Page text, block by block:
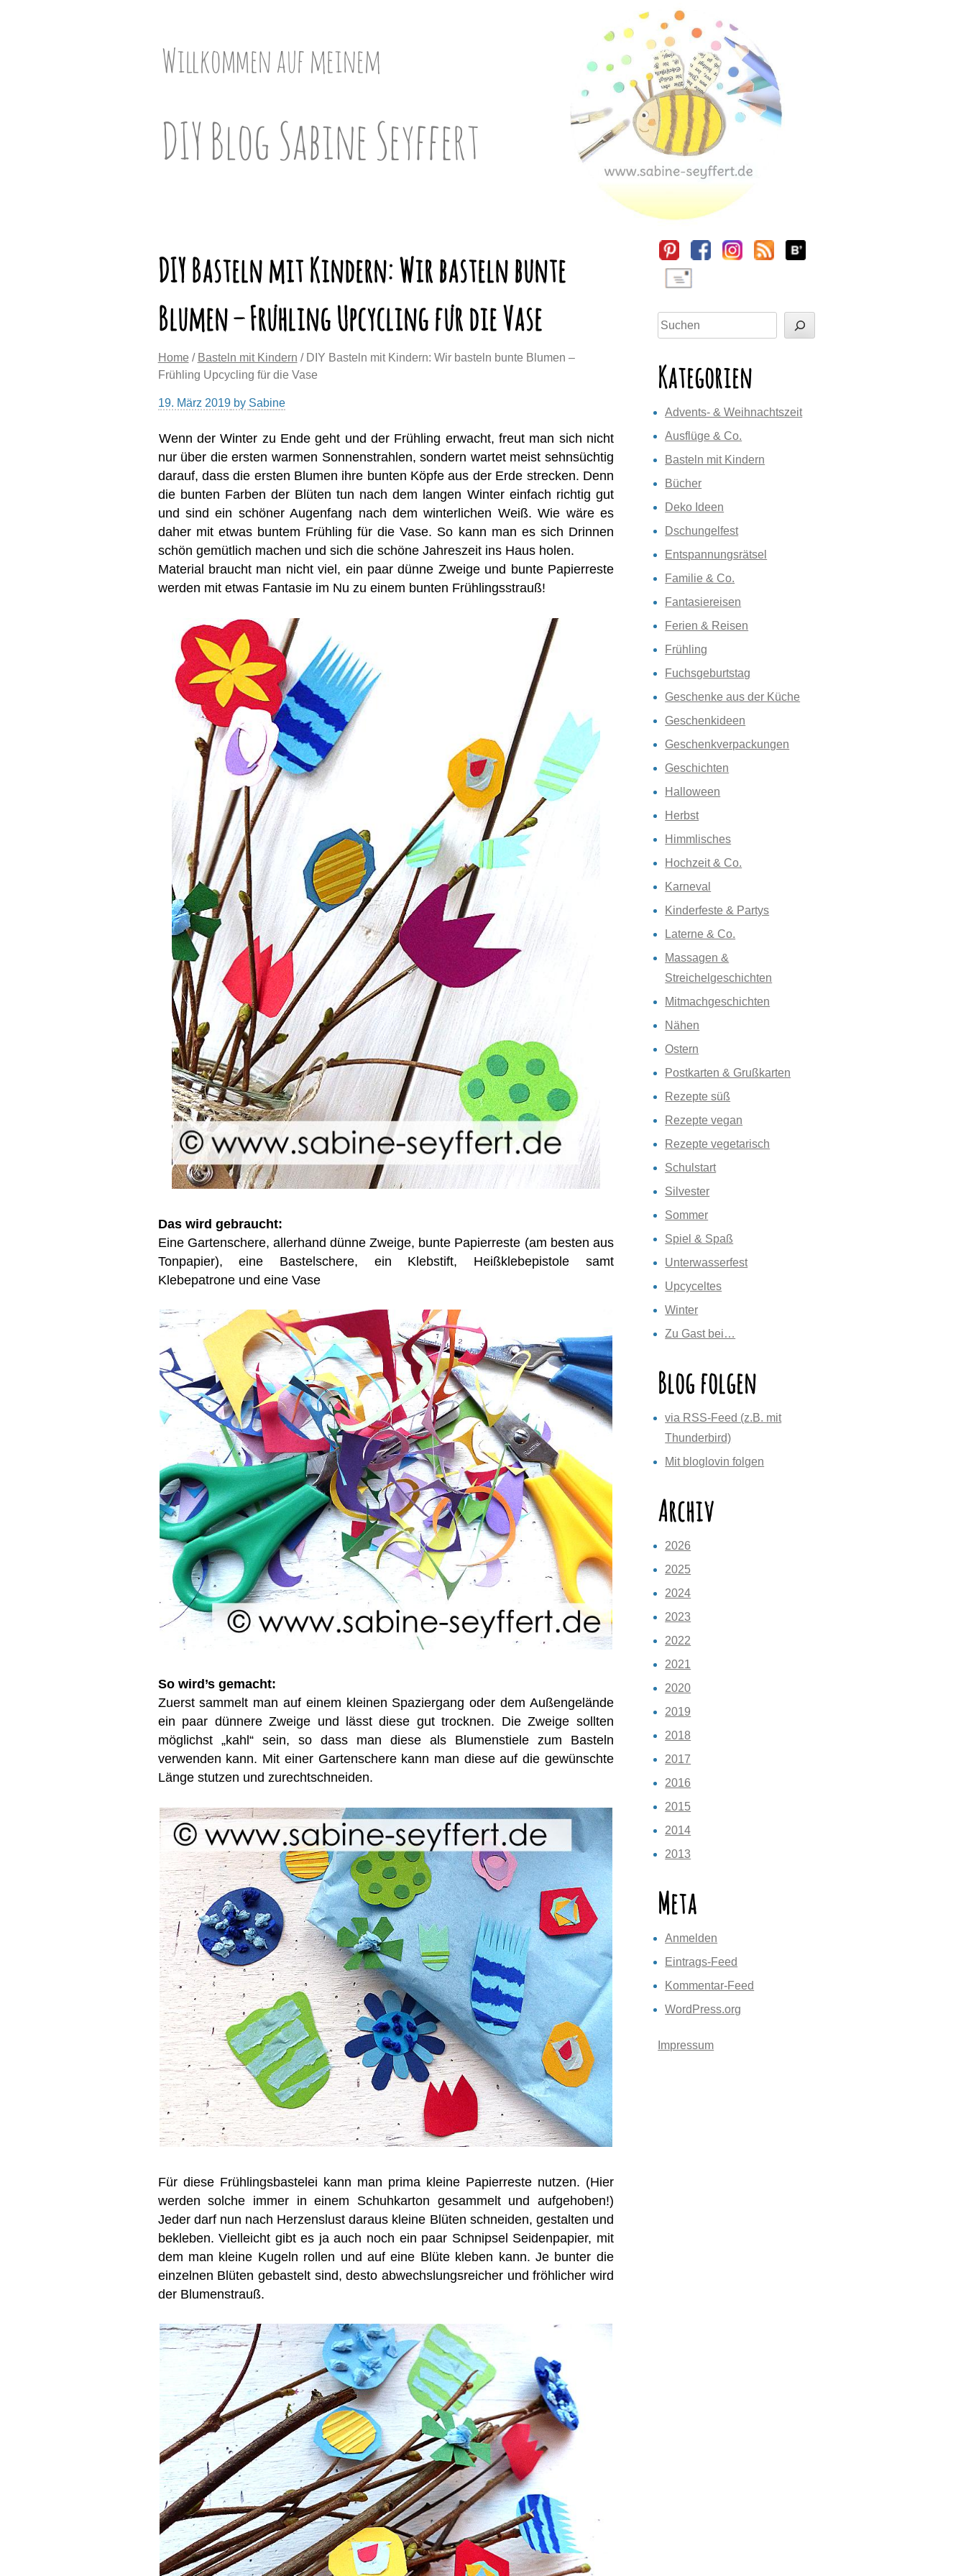
Willkommen auf meinem
DIY Blog Sabine Seyffert
DIY Basteln mit Kindern: Wir basteln bunte
Blumen – Frühling Upcycling für die Vase
Home / Basteln mit Kindern / DIY Basteln mit Kindern: Wir basteln bunte Blumen –
Frühling Upcycling für die Vase
19. März 2019by Sabine
Wenn der Winter zu Ende geht und der Frühling erwacht, freut man sich nicht
nur über die ersten warmen Sonnenstrahlen, sondern wartet meist sehnsüchtig
darauf, dass die ersten Blumen ihre bunten Köpfe aus der Erde strecken. Denn
die bunten Farben der Blüten tun nach dem langen Winter einfach richtig gut
und sind ein schöner Augenfang nach dem winterlichen Weiß. Wie wäre es
daher mit etwas buntem Frühling für die Vase. So kann man es sich Drinnen
schön gemütlich machen und sich die schöne Jahreszeit ins Haus holen.
Material braucht man nicht viel, ein paar dünne Zweige und bunte Papierreste
werden mit etwas Fantasie im Nu zu einem bunten Frühlingsstrauß!
Das wird gebraucht:
Eine Gartenschere, allerhand dünne Zweige, bunte Papierreste (am besten aus
Tonpapier), eine Bastelschere, ein Klebstift, Heißklebepistole samt
Klebepatrone und eine Vase
So wird’s gemacht:
Zuerst sammelt man auf einem kleinen Spaziergang oder dem Außengelände
ein paar dünnere Zweige und lässt diese gut trocknen. Die Zweige sollten
möglichst „kahl“ sein, so dass man diese als Blumenstiele zum Basteln
verwenden kann. Mit einer Gartenschere kann man diese auf die gewünschte
Länge stutzen und zurechtschneiden.
Für diese Frühlingsbastelei kann man prima kleine Papierreste nutzen. (Hier
werden solche immer in einem Schuhkarton gesammelt und aufgehoben!)
Jeder darf nun nach Herzenslust daraus kleine Blüten schneiden, gestalten und
bekleben. Vielleicht gibt es ja auch noch ein paar Schnipsel Seidenpapier, mit
dem man kleine Kugeln rollen und auf eine Blüte kleben kann. Je bunter die
einzelnen Blüten gebastelt sind, desto abwechslungsreicher und fröhlicher wird
der Blumenstrauß.
Sidebar
Suchen
Kategorien
Advents- & Weihnachtszeit
Ausflüge & Co.
Basteln mit Kindern
Bücher
Deko Ideen
Dschungelfest
Entspannungsrätsel
Familie & Co.
Fantasiereisen
Ferien & Reisen
Frühling
Fuchsgeburtstag
Geschenke aus der Küche
Geschenkideen
Geschenkverpackungen
Geschichten
Halloween
Herbst
Himmlisches
Hochzeit & Co.
Karneval
Kinderfeste & Partys
Laterne & Co.
Massagen &
Streichelgeschichten
Mitmachgeschichten
Nähen
Ostern
Postkarten & Grußkarten
Rezepte süß
Rezepte vegan
Rezepte vegetarisch
Schulstart
Silvester
Sommer
Spiel & Spaß
Unterwasserfest
Upcyceltes
Winter
Zu Gast bei…
Blog folgen
via RSS-Feed (z.B. mit
Thunderbird)
Mit bloglovin folgen
Archiv
2026
2025
2024
2023
2022
2021
2020
2019
2018
2017
2016
2015
2014
2013
Meta
Anmelden
Eintrags-Feed
Kommentar-Feed
WordPress.org
Impressum